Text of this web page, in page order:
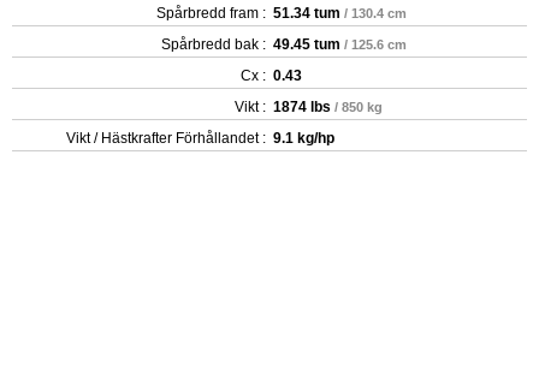
Spårbredd fram : 51.34 tum / 130.4 cm
Spårbredd bak : 49.45 tum / 125.6 cm
Cx : 0.43
Vikt : 1874 lbs / 850 kg
Vikt / Hästkrafter Förhållandet : 9.1 kg/hp